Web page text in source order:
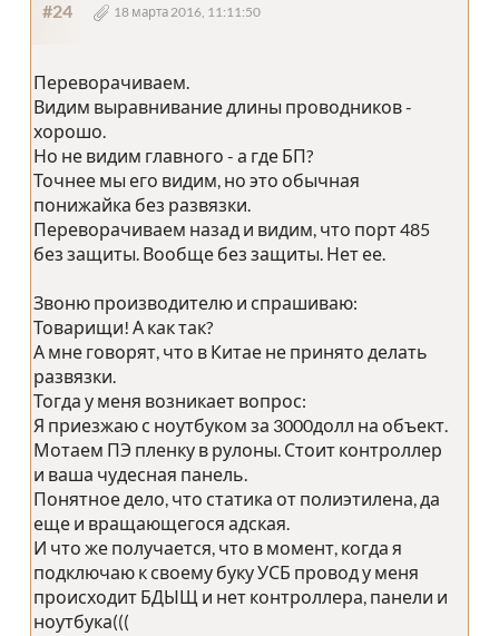
#24 18 марта 2016, 11:11:50
Переворачиваем.
Видим выравнивание длины проводников -
хорошо.
Но не видим главного - а где БП?
Точнее мы его видим, но это обычная
понижайка без развязки.
Переворачиваем назад и видим, что порт 485
без защиты. Вообще без защиты. Нет ее.
Звоню производителю и спрашиваю:
Товарищи! А как так?
А мне говорят, что в Китае не принято делать
развязки.
Тогда у меня возникает вопрос:
Я приезжаю с ноутбуком за 3000долл на объект.
Мотаем ПЭ пленку в рулоны. Стоит контроллер
и ваша чудесная панель.
Понятное дело, что статика от полиэтилена, да
еще и вращающегося адская.
И что же получается, что в момент, когда я
подключаю к своему буку УСБ провод у меня
происходит БДЫЩ и нет контроллера, панели и
ноутбука(((